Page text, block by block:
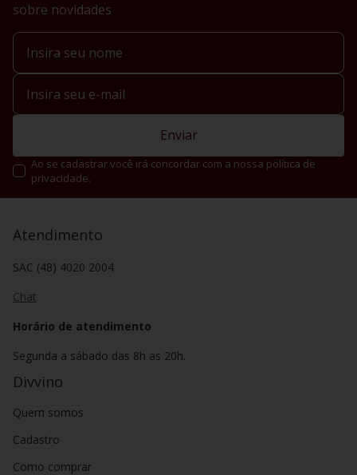
sobre novidades
Enviar
Ao se cadastrar você irá concordar com a nossa política de
privacidade.
Atendimento
SAC (48) 4020 2004
Chat
Horário de atendimento
Segunda a sábado das 8h as 20h.
Divvino
Quem somos
Cadastro
Como comprar